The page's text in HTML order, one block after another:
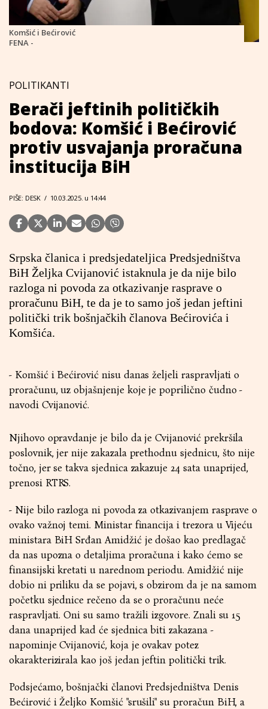
Komšić i Bećirović
FENA -
POLITIKANTI
Berači jeftinih političkih
bodova: Komšić i Bećirović
protiv usvajanja proračuna
institucija BiH
PIŠE: DESK / 10.03.2025. u 14:44
Srpska članica i predsjedateljica Predsjedništva
BiH Željka Cvijanović istaknula je da nije bilo
razloga ni povoda za otkazivanje rasprave o
proračunu BiH, te da je to samo još jedan jeftini
politički trik bošnjačkih članova Bećirovića i
Komšića.
- Komšić i Bećirović nisu danas željeli raspravljati o
proračunu, uz objašnjenje koje je poprilično čudno -
navodi Cvijanović.
Njihovo opravdanje je bilo da je Cvijanović prekršila
poslovnik, jer nije zakazala prethodnu sjednicu, što nije
točno, jer se takva sjednica zakazuje 24 sata unaprijed,
prenosi RTRS.
- Nije bilo razloga ni povoda za otkazivanjem rasprave o
ovako važnoj temi. Ministar financija i trezora u Vijeću
ministara BiH Srđan Amidžić je došao kao predlagač
da nas upozna o detaljima proračuna i kako ćemo se
finansijski kretati u narednom periodu. Amidžić nije
dobio ni priliku da se pojavi, s obzirom da je na samom
početku sjednice rečeno da se o proračunu neće
raspravljati. Oni su samo tražili izgovore. Znali su 15
dana unaprijed kad će sjednica biti zakazana -
napominje Cvijanović, koja je ovakav potez
okarakterizirala kao još jedan jeftin politički trik.
Podsjećamo, bošnjački članovi Predsjedništva Denis
Bećirović i Željko Komšić "srušili" su proračun BiH, a